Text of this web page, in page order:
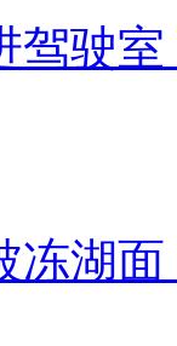
驾驶
冻湖